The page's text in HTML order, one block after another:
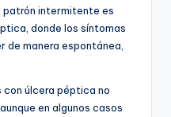
patrón intermitente es
donde los síntomas
de manera espontánea,
úlcera péptica no
en algunos casos